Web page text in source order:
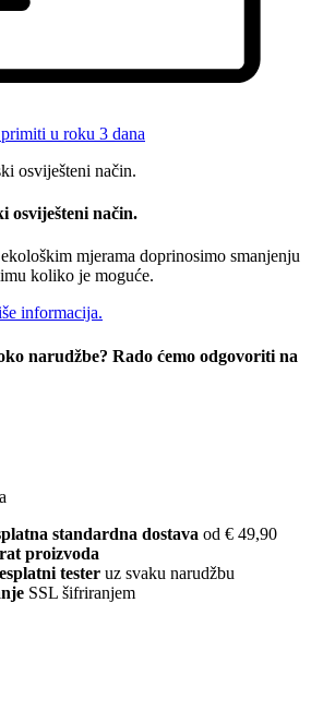
u roku 3 dana
osviješteni način.
mjerama doprinosimo smanjenju
koliko je moguće.
informacija.
narudžbe? Rado ćemo odgovoriti na
standardna dostava od € 49,90
proizvoda
tester uz svaku narudžbu
SSL šifriranjem